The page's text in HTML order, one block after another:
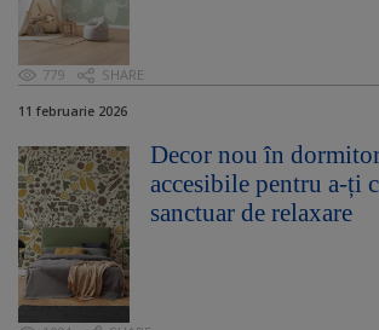
779 SHARE
11 februarie 2026
Decor nou în
accesibile pentru a-ți
sanctuar de relaxare